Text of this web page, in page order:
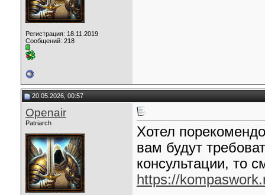
Регистрация: 18.11.2019
Сообщений: 218
20.05.2026, 00:57
Openair
Patriarch
Хотел
вам будут
консультации, то
https://